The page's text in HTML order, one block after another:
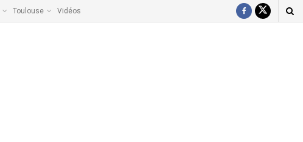
Toulouse Vidéos